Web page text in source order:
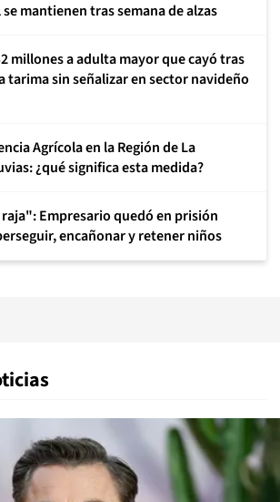
mantienen tras semana de alzas
millones a adulta mayor que cayó tras
tarima sin señalizar en sector navideño
Agrícola en la Región de La
¿qué significa esta medida?
Empresario quedó en prisión
encañonar y retener niños